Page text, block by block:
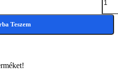
Teszem